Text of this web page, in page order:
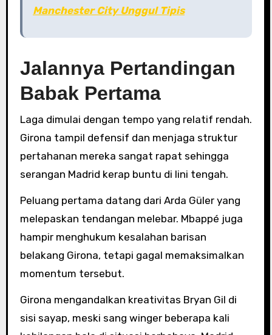
Manchester City Unggul Tipis
Jalannya Pertandingan
Babak Pertama
Laga dimulai dengan tempo yang relatif rendah.
Girona tampil defensif dan menjaga struktur
pertahanan mereka sangat rapat sehingga
serangan Madrid kerap buntu di lini tengah.
Peluang pertama datang dari Arda Güler yang
melepaskan tendangan melebar. Mbappé juga
hampir menghukum kesalahan barisan
belakang Girona, tetapi gagal memaksimalkan
momentum tersebut.
Girona mengandalkan kreativitas Bryan Gil di
sisi sayap, meski sang winger beberapa kali